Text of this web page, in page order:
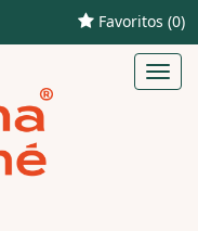
Favoritos (0)